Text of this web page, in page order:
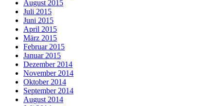
August 2015
Juli 2015
Juni 2015
April 2015
März 2015
Februar 2015
Januar 2015
Dezember 2014
November 2014
Oktober 2014
September 2014
August 2014